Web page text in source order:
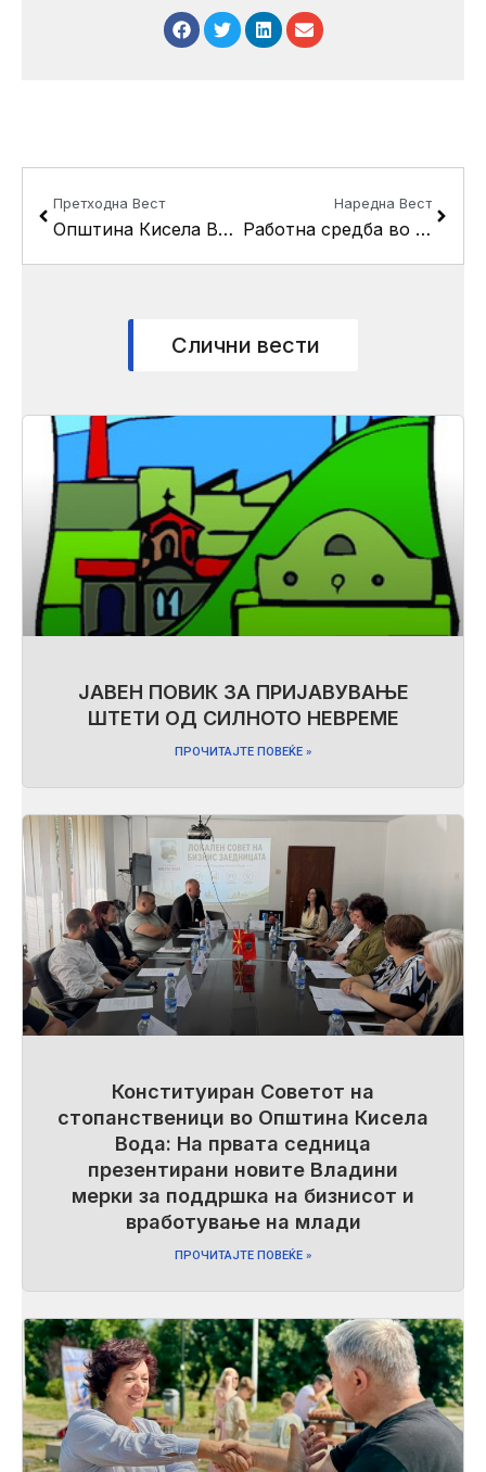
Претходна Вест
Општина Кисела Вода потпиша документ “Антикорупциска политика-политика на интегритет”
Наредна Вест
Работна средба во општина Кисела Вода за изградба на градинка во Пинтија
Слични вести
ЈАВЕН ПОВИК ЗА ПРИЈАВУВАЊЕ
ШТЕТИ ОД СИЛНОТО НЕВРЕМЕ
ПРОЧИТАЈТЕ ПОВЕЌЕ »
Конституиран Советот на
стопанственици во Општина Кисела
Вода: На првата седница
презентирани новите Владини
мерки за поддршка на бизнисот и
вработување на млади
ПРОЧИТАЈТЕ ПОВЕЌЕ »